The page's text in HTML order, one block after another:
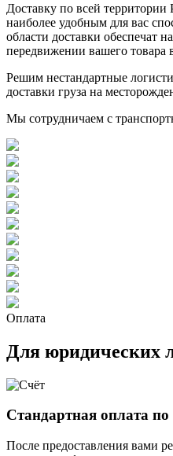
Доставку по всей территории
наиболее удобным для вас
области доставки обеспечат
передвижении вашего товара
Решим нестандартные
доставки груза на
Мы сотрудничаем с
Оплата
Для юридических
Стандартная оплата по
После предоставления вами